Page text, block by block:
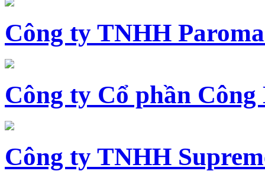
Công ty TNHH
Công ty Cổ phần Công
Công ty TNHH